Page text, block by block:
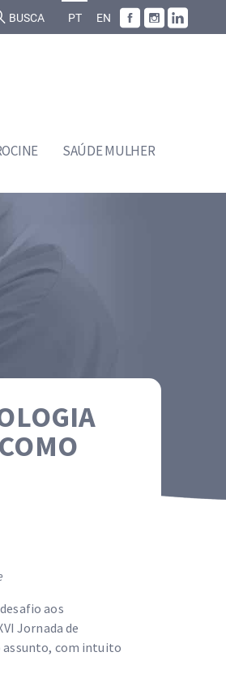
BUSCA PT EN
SAÚDE MULHER
aos
Jornada de
assunto, com intuito